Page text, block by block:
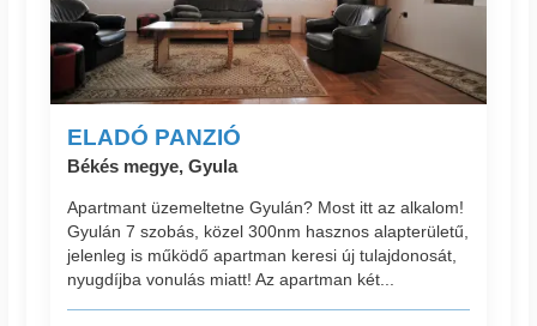
ELADÓ PANZIÓ
Békés megye, Gyula
Apartmant üzemeltetne Gyulán? Most itt az alkalom!
Gyulán 7 szobás, közel 300nm hasznos alapterületű,
jelenleg is működő apartman keresi új tulajdonosát,
nyugdíjba vonulás miatt! Az apartman két...